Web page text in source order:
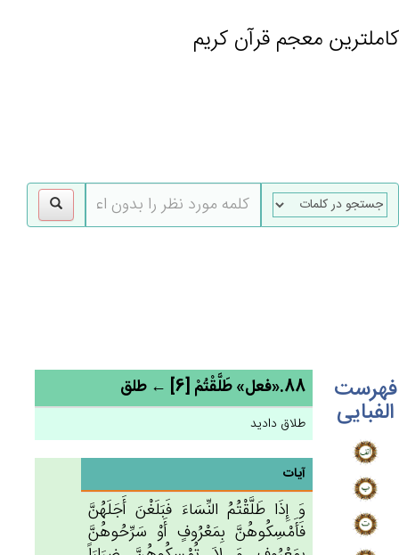
کاملترین معجم قرآن کریم
فهرست
الفبایی
88.«فعل» طَلَّقْتُمْ‌ [6] ← طلق
طلاق دادید
آیات
وَ إِذَا طَلَّقْتُم‌ُ النِّسَاءَ فَبَلَغْن‌َ أَجَلَهُن‌َّ
فَأَمْسِكُوهُن‌َّ بِمَعْرُوف‌ٍ أَوْ سَرِّحُوهُن‌َّ